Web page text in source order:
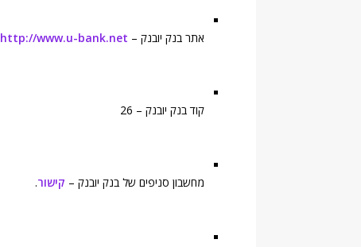
אתר בנק יובנק – http://www.u-bank.net
קוד בנק יובנק – 26
מחשבון סניפים של בנק יובנק – קישור.